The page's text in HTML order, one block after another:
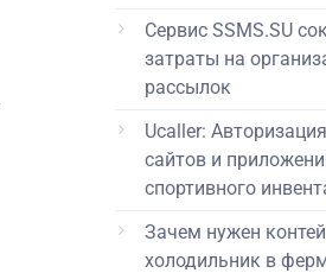
Сервис SSMS.SU
затраты на
рассылок
Ucaller:
сайтов и
спортивного
Зачем нужен
холодильник в